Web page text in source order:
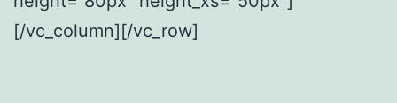
[/vc_column][/vc_row]